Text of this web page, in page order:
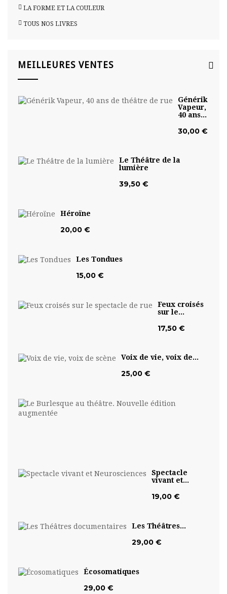
LA FORME ET LA COULEUR
TOUS NOS LIVRES
MEILLEURES VENTES
Générik
Vapeur,
40 ans...
30,00 €
Le Théâtre de la
lumière
39,50 €
Héroïne
20,00 €
Les Tondues
15,00 €
Feux croisés
sur le...
17,50 €
Voix de vie, voix de...
25,00 €
Spectacle
vivant et...
19,00 €
Les Théâtres...
29,00 €
Écosomatiques
29,00 €